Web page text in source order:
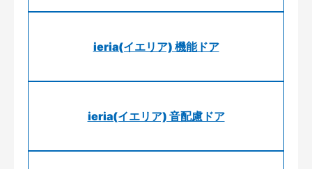
ieria(イエリア) 機能ドア
ieria(イエリア) 音配慮ドア